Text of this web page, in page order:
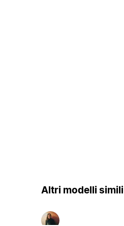
Altri modelli simili